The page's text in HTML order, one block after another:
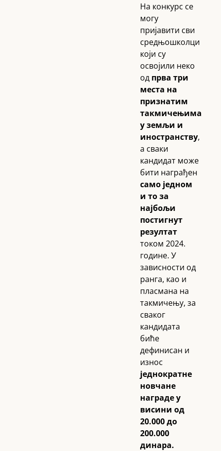
На конкурс се
могу
пријавити сви
средњошколци
који су
освојили неко
од прва три
места на
признатим
такмичењима
у земљи и
иностранству,
а сваки
кандидат може
бити награђен
само једном
и то за
најбољи
постигнут
резултат
током 2024.
године. У
зависности од
ранга, као и
пласмана на
такмичењу, за
сваког
кандидата
биће
дефинисан и
износ
једнократне
новчане
награде у
висини од
20.000 до
200.000
динара.